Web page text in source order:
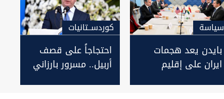
سیاسة
بايدن يعد هجمات
ايران على إقليم
كوردســتانيات
احتجاجاً على قصف
أربيل.. مسرور بارزاني